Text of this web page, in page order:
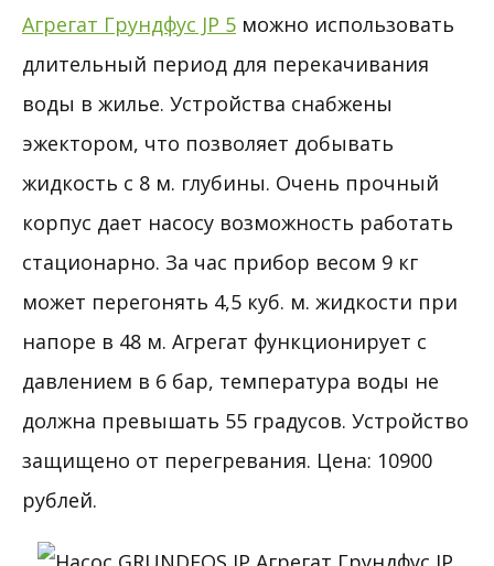
Агрегат Грундфус JP 5 можно использовать
длительный период для перекачивания
воды в жилье. Устройства снабжены
эжектором, что позволяет добывать
жидкость с 8 м. глубины. Очень прочный
корпус дает насосу возможность работать
стационарно. За час прибор весом 9 кг
может перегонять 4,5 куб. м. жидкости при
напоре в 48 м. Агрегат функционирует с
давлением в 6 бар, температура воды не
должна превышать 55 градусов. Устройство
защищено от перегревания. Цена: 10900
рублей.